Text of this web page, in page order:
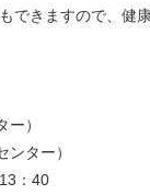
できますので、健
）
ー）
：40